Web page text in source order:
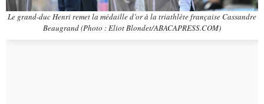
Le grand-duc Henri remet la médaille d’or à la triathlète française Cassandre
Beaugrand (Photo : Eliot Blondet/ABACAPRESS.COM)